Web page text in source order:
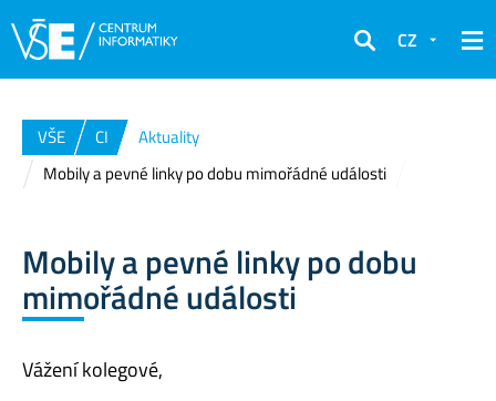
Hledat
CZ
VŠE CI
Aktuality
Mobily a pevné linky po dobu mimořádné události
Mobily a pevné linky po dobu
mimořádné události
Vážení kolegové,